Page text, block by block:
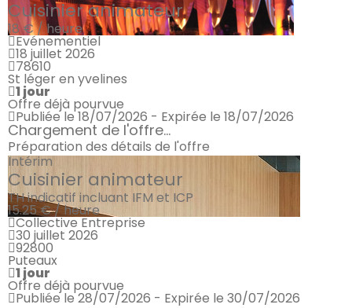
Cuisinier animateur
18 € / heure
Evénementiel
18 juillet 2026
78610
St léger en yvelines
1 jour
Offre déjà pourvue
Publiée le 18/07/2026 - Expirée le 18/07/2026
Chargement de l'offre...
Préparation des détails de l'offre
Intérim
Cuisinier animateur
TH indicatif incluant IFM et ICP
15.25 € / heure
Collective Entreprise
30 juillet 2026
92800
Puteaux
1 jour
Offre déjà pourvue
Publiée le 28/07/2026 - Expirée le 30/07/2026